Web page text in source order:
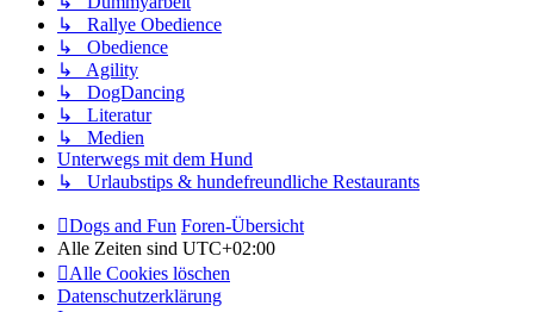
↳ Rallye Obedience
↳ Obedience
↳ Agility
↳ DogDancing
↳ Literatur
↳ Medien
Unterwegs mit dem Hund
↳ Urlaubstips & hundefreundliche Restaurants
Dogs and Fun Foren-Übersicht
Alle Zeiten sind UTC+02:00
Alle Cookies löschen
Datenschutzerklärung